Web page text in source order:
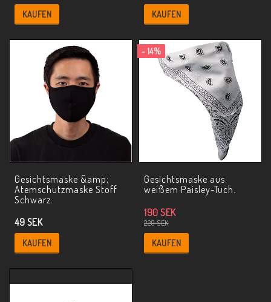
KAUFEN KAUFEN
Gesichtsmaske &amp;
Atemschutzmaske Stoff
Schwarz.
49 SEK
KAUFEN
- 14%
Gesichtsmaske aus
weißem Paisley-Tuch.
220 SEK
190 SEK
KAUFEN